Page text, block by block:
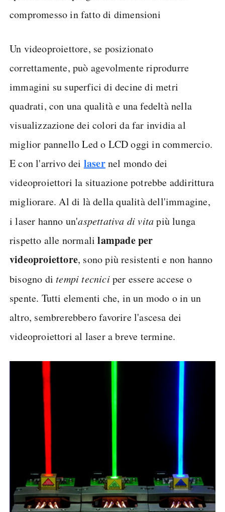
compromesso in fatto di dimensioni
Un videoproiettore, se posizionato
correttamente, può agevolmente riprodurre
immagini su superfici di decine di metri
quadrati, con una qualità e una fedeltà nella
visualizzazione dei colori da far invidia al
miglior pannello Led o LCD oggi in commercio.
E con l'arrivo dei lasernel mondo dei
videoproiettori la situazione potrebbe addirittura
migliorare. Al di là della qualità dell'immagine,
i laser hanno un'aspettativa di vitapiù lunga
rispetto alle normalilampade per
videoproiettore, sono più resistenti e non hanno
bisogno ditempi tecniciper essere accese o
spente. Tutti elementi che, in un modo o in un
altro, sembrerebbero favorire l'ascesa dei
videoproiettori al laser a breve termine.